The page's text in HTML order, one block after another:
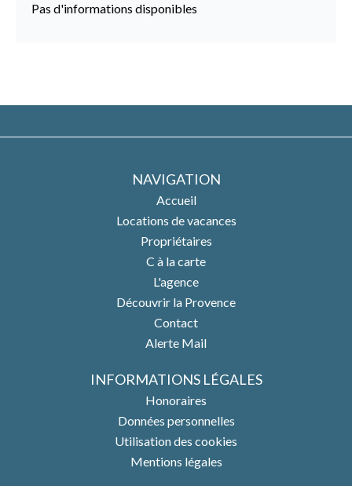
Pas d'informations disponibles
NAVIGATION
Accueil
Locations de vacances
Propriétaires
C à la carte
L'agence
Découvrir la Provence
Contact
Alerte Mail
INFORMATIONS LÉGALES
Honoraires
Données personnelles
Utilisation des cookies
Mentions légales